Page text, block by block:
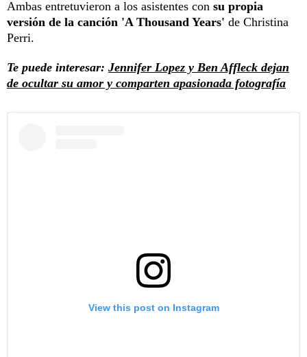
Ambas entretuvieron a los asistentes con su propia
versión de la canción 'A Thousand Years' de Christina
Perri.
Te puede interesar: Jennifer Lopez y Ben Affleck dejan
de ocultar su amor y comparten apasionada fotografía
View this post on Instagram